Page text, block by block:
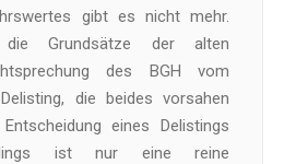
gibt es nicht mehr.
Grundsätze der alten
des BGH vom
die beides vorsahen
eines Delistings
ist nur eine reine